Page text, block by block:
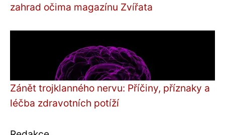
zahrad očima magazínu Zvířata
Zánět trojklanného nervu: Příčiny, příznaky a
léčba zdravotních potíží